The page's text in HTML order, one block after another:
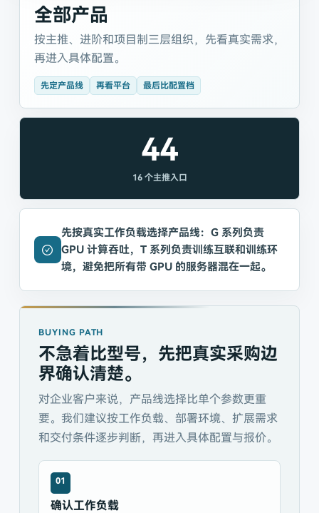
全部产品
按主推、进阶和项目制三层组织，先看真实需求，
再进入具体配置。
先定产品线 再看平台 最后比配置档
44
16个主推入口
先按真实工作负载选择产品线：G 系列负责
GPU 计算吞吐，T 系列负责训练互联和训练环
境，避免把所有带 GPU 的服务器混在一起。
BUYING PATH
不急着比型号，先把真实采购边
界确认清楚。
对企业客户来说，产品线选择比单个参数更重
要。我们建议按工作负载、部署环境、扩展需求
和交付条件逐步判断，再进入具体配置与报价。
01
确认工作负载